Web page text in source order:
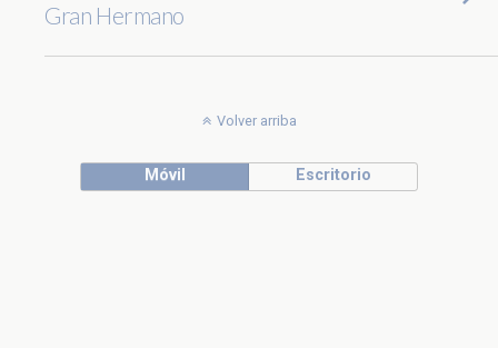
Gran Hermano
Volver arriba
Móvil Escritorio